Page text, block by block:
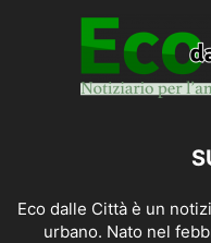
Eco dalle Città è un
urbano. Nato nel